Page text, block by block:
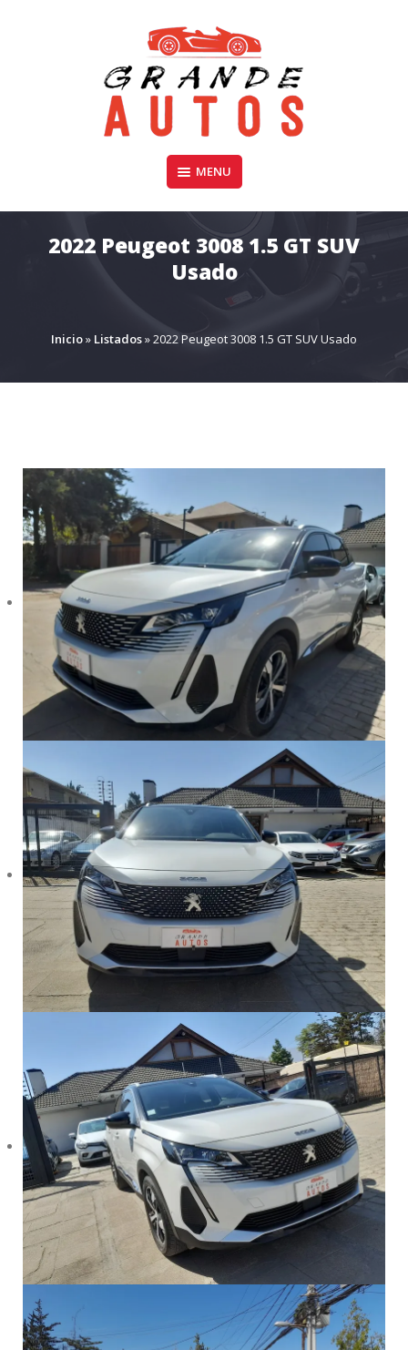
GRANDE AUTOS CHILE
Compra y Venta de Autos Usados, Camionetas, y SUV
MENU
2022 Peugeot 3008 1.5 GT SUV
Usado
Inicio» Listados»2022 Peugeot 3008 1.5 GT SUV Usado